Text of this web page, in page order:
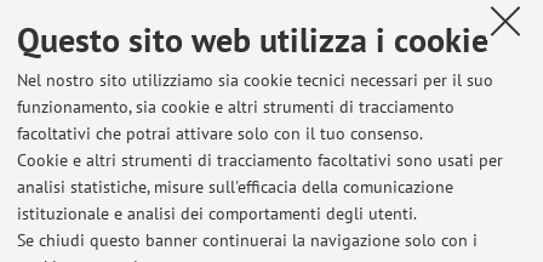
Questo sito web utilizza i cookie
Nel nostro sito utilizziamo sia cookie tecnici necessari per il suo
funzionamento, sia cookie e altri strumenti di tracciamento
facoltativi che potrai attivare solo con il tuo consenso.
Cookie e altri strumenti di tracciamento facoltativi sono usati per
analisi statistiche, misure sull'efficacia della comunicazione
istituzionale e analisi dei comportamenti degli utenti.
Se chiudi questo banner continuerai la navigazione solo con i
Contatti
E-mail: sara.mighela2@unibo.it
Dipartimento di Farmacia e Biotecnologie
Via Belmeloro 6, Bologna -Vai alla mappa